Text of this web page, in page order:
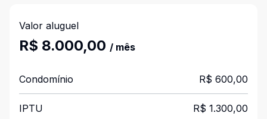
Valor aluguel
R$ 8.000,00 / mês
Condomínio R$ 600,00
IPTU R$ 1.300,00